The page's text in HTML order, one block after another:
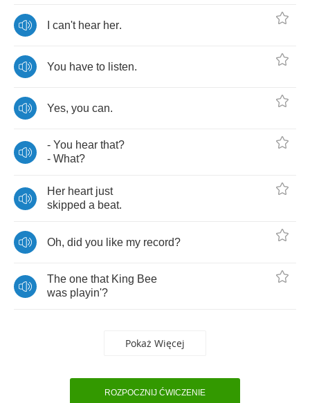
can't hear her.
You have to listen.
Yes, you can.
- You hear that?
- What?
Her heart just
skipped a beat.
Oh, did you like my record?
The one that King Bee
was playin'?
Pokaż Więcej
ROZPOCZNIJ ĆWICZENIE